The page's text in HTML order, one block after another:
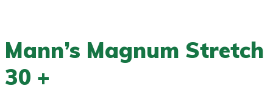
Mann’s Magnum Stretch
30 +